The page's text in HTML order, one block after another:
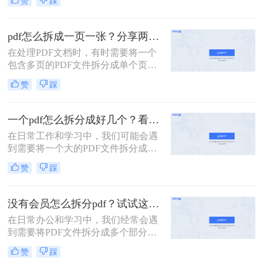
为了便于共享、减少文件大小还是针
技巧都是非常有用的。那么PDF如何
拆分成多个PDF呢？本文将介绍两种
简单且高效的PDF拆分方法。
pdf怎么拆成一页一张？分享两种常用的拆分方法！
在处理PDF文档时，有时需要将一个
包含多页的PDF文件拆分成单个页面
的PDF文件。那么pdf怎么拆成一页一
张呢？本文将介绍两种常用的拆分
赞 踩
一个pdf怎么拆分成好几个？看看下面的二种方法！
在日常工作和学习中，我们可能会遇
到需要将一个大的PDF文件拆分成多
个较小文件的情况。例如，为了便于
共享、减少文件大小或是针对特定页
常有用的。那么一个pdf怎么拆分成好
几个呢？本文将详细介绍两种常见的
PDF拆分方法。
赞 踩
没有会员怎么拆分pdf？试试这二种拆分方法！
在日常办公和学习中，我们经常会遇
到需要将PDF文件拆分成多个部分的
情况。然而，许多PDF处理工具都需
要会员权限才能使用拆分功能。那么
赞 踩